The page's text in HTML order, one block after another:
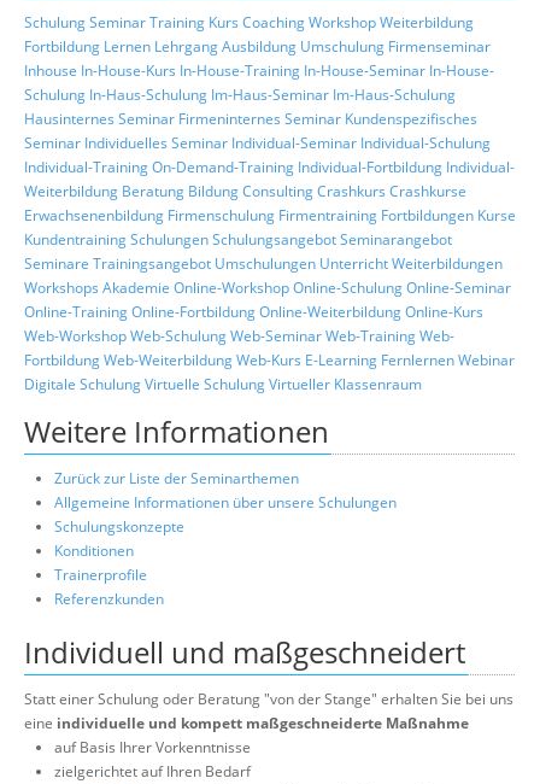
SchulungSeminarTraining Kurs CoachingWorkshopWeiterbildung
Fortbildung Lernen LehrgangAusbildung Umschulung Firmenseminar
Inhouse In-House-Kurs In-House-Training In-House-Seminar In-House-
Schulung In-Haus-Schulung Im-Haus-Seminar Im-Haus-Schulung
Hausinternes Seminar Firmeninternes Seminar Kundenspezifisches
Seminar Individuelles Seminar Individual-Seminar Individual-Schulung
Individual-TrainingOn-Demand-Training Individual-Fortbildung Individual-
Weiterbildung Beratung BildungConsultingCrashkurs Crashkurse
Erwachsenenbildung Firmenschulung Firmentraining Fortbildungen Kurse
KundentrainingSchulungenSchulungsangebotSeminarangebot
Seminare Trainingsangebot Umschulungen UnterrichtWeiterbildungen
Workshops Akademie Online-WorkshopOnline-SchulungOnline-Seminar
Online-TrainingOnline-FortbildungOnline-WeiterbildungOnline-Kurs
Web-WorkshopWeb-SchulungWeb-SeminarWeb-TrainingWeb-
FortbildungWeb-WeiterbildungWeb-Kurs E-Learning FernlernenWebinar
Digitale SchulungVirtuelle SchulungVirtueller Klassenraum
Weitere Informationen
Zurück zur Liste der Seminarthemen
Allgemeine Informationen über unsere Schulungen
Schulungskonzepte
Konditionen
Trainerprofile
Referenzkunden
Individuell und maßgeschneidert
Statt einer Schulung oder Beratung "von der Stange" erhalten Sie bei uns
eine individuelle und kompett maßgeschneiderte Maßnahme
auf Basis Ihrer Vorkenntnisse
zielgerichtet auf Ihren Bedarf